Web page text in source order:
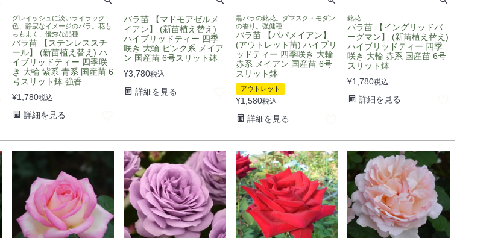
グレイッシュに淡いライラック
色、静寂なイメージのバラ。花も
ちもよく、優秀な品種
バラ苗 【ステンレススチ
ール】 (新苗植え替え) ハ
イブリッドティー 四季咲
き 大輪 紫系 青系 国産苗 6
号スリット鉢 強香
¥1,780税込
詳細を見る
バラ苗 【マドモアゼルメ
イアン】 (新苗植え替え)
ハイブリッドティー 四季
咲き 大輪 ピンク系 メイア
ン 国産苗 6号スリット鉢
¥3,780税込
詳細を見る
黒バラの銘花。ダマスク・モダン
の香り。強健種
バラ苗 【パパメイアン】
(アウトレット苗) ハイブリ
ッドティー 四季咲き 大輪
赤系 メイアン 国産苗 6号
スリット鉢
アウトレット
¥1,580税込
詳細を見る
銘花
バラ苗 【イングリッドバ
ーグマン】 (新苗植え替え)
ハイブリッドティー 四季
咲き 大輪 赤系 国産苗 6号
スリット鉢
¥1,780税込
詳細を見る